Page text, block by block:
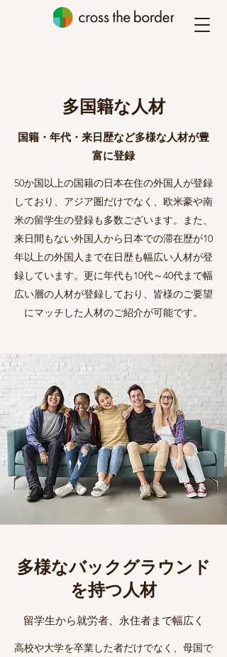
多国籍な人材
国籍・年代・来日歴など多様な人材が豊
富に登録
50か国以上の国籍の日本在住の外国人が登録
しており、アジア圏だけでなく、欧米豪や南
米の留学生の登録も多数ございます。また、
来日間もない外国人から日本での滞在歴が10
年以上の外国人まで在日歴も幅広い人材が登
録しています。更に年代も10代～40代まで幅
広い層の人材が登録しており、皆様のご要望
にマッチした人材のご紹介が可能です。
多様なバックグラウンド
を持つ人材
留学生から就労者、永住者まで幅広く
高校や大学を卒業した者だけでなく、母国で